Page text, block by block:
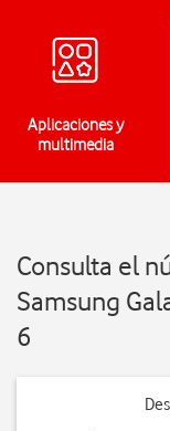
Aplicaciones y
multimedia
Consulta el
Samsung
6